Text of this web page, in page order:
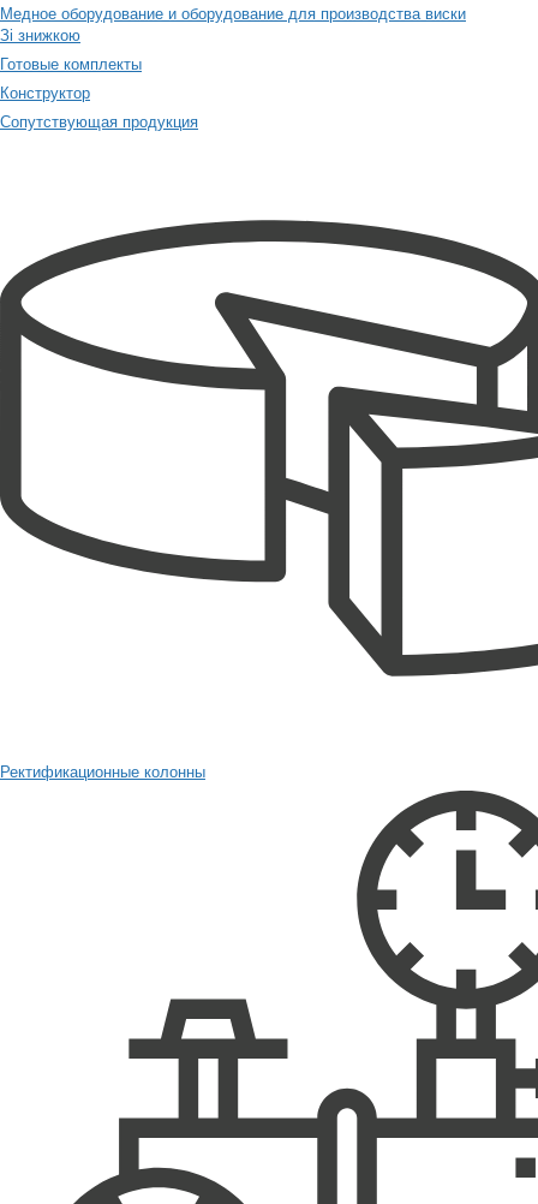
Медное оборудование и оборудование для производства виски
Зі знижкою
Готовые комплекты
Конструктор
Сопутствующая продукция
Ректификационные колонны